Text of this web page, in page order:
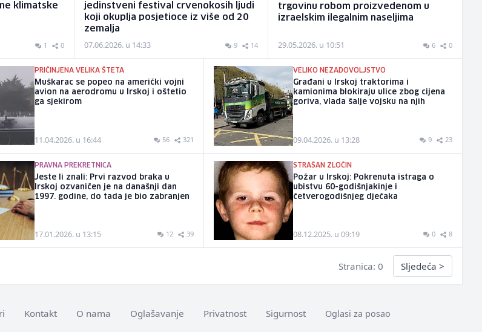
klimatske
1 0
jedinstveni festival crvenokosih ljudi
koji okuplja posjetioce iz više od 20
zemalja
07.06.2026. u 14:33 9 14
trgovinu robom proizvedenom u
izraelskim ilegalnim naseljima
29.05.2026. u 10:51 6 0
PRIČINJENA VELIKA ŠTETA
Muškarac se popeo na američki vojni
avion na aerodromu u Irskoj i oštetio
ga sjekirom
11.04.2026. u 16:44 56 321
VELIKO NEZADOVOLJSTVO
Građani u Irskoj traktorima i
kamionima blokiraju ulice zbog cijena
goriva, vlada šalje vojsku na njih
09.04.2026. u 13:28 9 23
PRAVNA PREKRETNICA
Jeste li znali: Prvi razvod braka u
Irskoj ozvaničen je na današnji dan
1997. godine, do tada je bio zabranjen
17.01.2026. u 13:15 12 39
STRAŠAN ZLOČIN
Požar u Irskoj: Pokrenuta istraga o
ubistvu 60-godišnjakinje i
četverogodišnjeg dječaka
08.12.2025. u 09:19 0 8
Stranica: 0 Sljedeća >
Kontakt O nama Oglašavanje Privatnost Sigurnost Oglasi za posao